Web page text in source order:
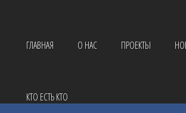
ГЛАВНАЯ О НАС ПРОЕКТЫ
КТО ЕСТЬ КТО